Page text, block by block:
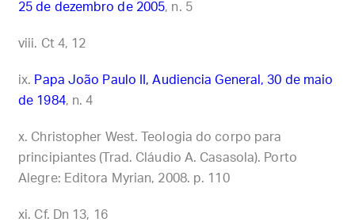
25 de dezembro de 2005, n. 5
Ct 4, 12
Papa João Paulo II, Audiencia General, 30 de maio
de 1984, n. 4
Christopher West. Teologia do corpo para
principiantes (Trad. Cláudio A. Casasola). Porto
Alegre: Editora Myrian, 2008. p. 110
Cf. Dn 13, 16